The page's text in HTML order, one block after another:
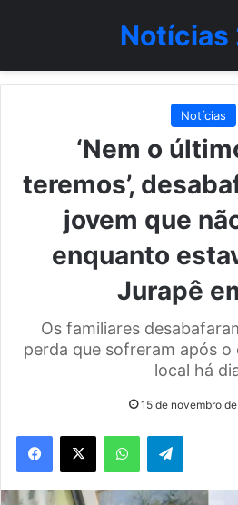
Notícias
Notícias
‘Nem o
teremos’,
jovem que
enquanto
Jurapê
Os familiares
perda que sofreram após
local há
15 de novembro
WhatsAppTelegram